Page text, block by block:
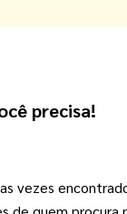
precisa!
vezes